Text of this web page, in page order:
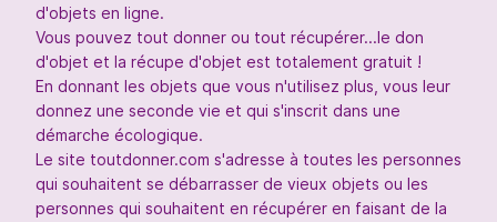
d'objets en ligne.
Vous pouvez tout donner ou tout récupérer...le don
d'objet et la récupe d'objet est totalement gratuit !
En donnant les objets que vous n'utilisez plus, vous leur
donnez une seconde vie et qui s'inscrit dans une
démarche écologique.
Le site toutdonner.com s'adresse à toutes les personnes
qui souhaitent se débarrasser de vieux objets ou les
personnes qui souhaitent en récupérer en faisant de la